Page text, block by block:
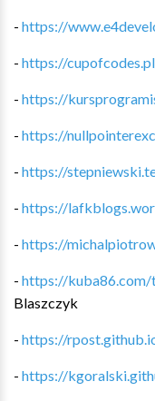
- https://
- https://
- https://
- https://
- https://
- https://
- https://
- https://
Blaszczyk
- https://
- https://